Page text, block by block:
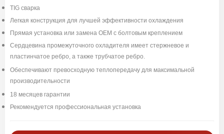
TIG сварка
Легкая конструкция для лучшей эффективности охлаждения
Прямая установка или замена OEM с болтовым креплением
Сердцевина промежуточного охладителя имеет стержневое и
пластинчатое ребро, а также трубчатое ребро.
Обеспечивают превосходную теплопередачу для максимальной
производительности
18 месяцев гарантии
Рекомендуется профессиональная установка